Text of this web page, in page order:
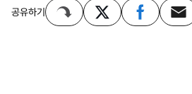
공유하기